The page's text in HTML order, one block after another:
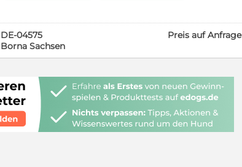
transparente und informative Zucht vorzustellen,
da wir der Meinung sind, dass ein seriöser Züchter
alles offen darlegen kann und nichts zu
DE-04575
Borna Sachsen
Preis auf Anfrage